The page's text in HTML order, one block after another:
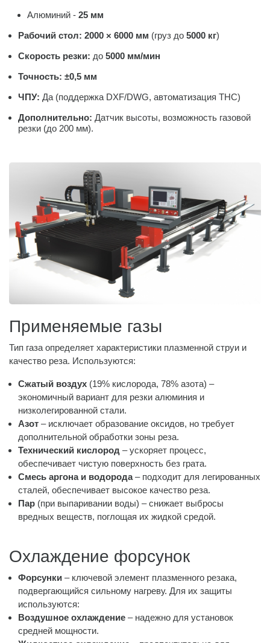
Алюминий - 25 мм
Рабочий стол: 2000 × 6000 мм (груз до 5000 кг)
Скорость резки: до 5000 мм/мин
Точность: ±0,5 мм
ЧПУ: Да (поддержка DXF/DWG, автоматизация THC)
Дополнительно: Датчик высоты, возможность газовой
резки (до 200 мм).
Применяемые газы
Тип газа определяет характеристики плазменной струи и
качество реза. Используются:
Сжатый воздух (19% кислорода, 78% азота) –
экономичный вариант для резки алюминия и
низколегированной стали.
Азот – исключает образование оксидов, но требует
дополнительной обработки зоны реза.
Технический кислород – ускоряет процесс,
обеспечивает чистую поверхность без грата.
Смесь аргона и водорода– подходит для легированных
сталей, обеспечивает высокое качество реза.
Пар (при выпаривании воды) – снижает выбросы
вредных веществ, поглощая их жидкой средой.
Охлаждение форсунок
Форсунки – ключевой элемент плазменного резака,
подвергающийся сильному нагреву. Для их защиты
используются:
Воздушное охлаждение – надежно для установок
средней мощности.